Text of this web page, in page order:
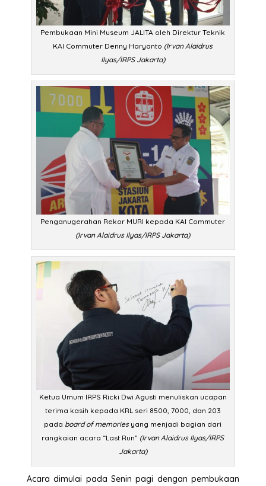
Pembukaan Mini Museum JALITA oleh Direktur Teknik
KAI Commuter Denny Haryanto (Irvan Alaidrus
Ilyas/IRPS Jakarta)
Penganugerahan Rekor MURI kepada KAI Commuter
(Irvan Alaidrus Ilyas/IRPS Jakarta)
Ketua Umum IRPS Ricki Dwi Agusti menuliskan ucapan
terima kasih kepada KRL seri 8500, 7000, dan 203
pada board of memoriesyang menjadi bagian dari
rangkaian acara “Last Run” (Irvan Alaidrus Ilyas/IRPS
Jakarta)
Acara dimulai pada Senin pagi dengan pembukaan